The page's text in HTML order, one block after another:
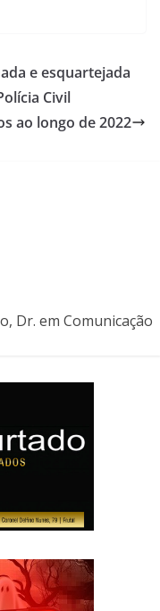
e esquartejada
Civil
ao longo de 2022
Dr. em Comunicação